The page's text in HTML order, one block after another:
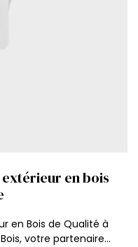
en bois
en Bois de Qualité à
votre partenaire...